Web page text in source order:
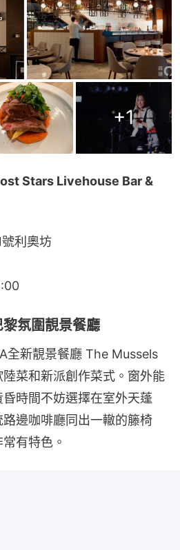
+1
Stars Livehouse Bar &
利奧坊
氛圍靚景餐廳
全新靚景餐廳 The Mussels
菜和新派創作菜式。窗外能
時間不妨選擇在室外天蓬
邊咖啡廳同出一轍的籐椅
有特色。